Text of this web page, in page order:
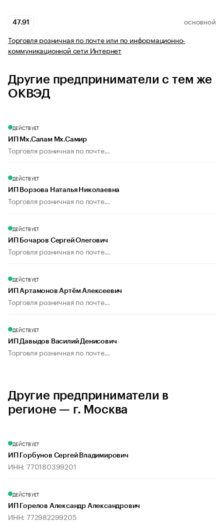
47.91 ОСНОВНОЙ
Торговля розничная по почте или по информационно-
коммуникационной сети Интернет
Другие предприниматели с тем же
ОКВЭД
ДЕЙСТВУЕТ
ИП Мх.Салам Мх.Самир
Торговля розничная по почте...
ДЕЙСТВУЕТ
ИП Ворзова Наталья Николаевна
Торговля розничная по почте...
ДЕЙСТВУЕТ
ИП Бочаров Сергей Олегович
Торговля розничная по почте...
ДЕЙСТВУЕТ
ИП Артамонов Артём Алексеевич
Торговля розничная по почте...
ДЕЙСТВУЕТ
ИП Давыдов Василий Денисович
Торговля розничная по почте...
Другие предприниматели в
регионе — г. Москва
ДЕЙСТВУЕТ
ИП Горбунов Сергей Владимирович
ИНН: 770180399201
ДЕЙСТВУЕТ
ИП Горелов Александр Александрович
ИНН: 772982299205